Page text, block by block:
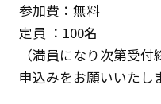
参加費：無料
定員 ：100名
（満員になり次第受
申込みをお願いいたし